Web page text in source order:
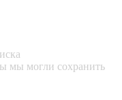
мы могли сохранить